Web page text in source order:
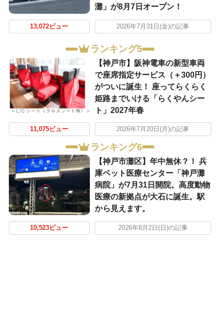
灘」が8月7日オープン！
13,072ビュー 2026年7月31日(金)の記事
ランキング5
【神戸市】阪神電車の新型車両
で座席指定サービス（＋300円）
がついに誕生！ 座ってらくらく
姫路までいける「らくやんシー
ト」2027年春
11,075ビュー 2026年7月20日(月)の記事
ランキング6
【神戸市灘区】年中無休？！ 兵
庫ペット医療センター「神戸灘
病院」が7月31日開院。高度動物
医療の新拠点が大石に誕生。駅
から見えます。
10,523ビュー 2026年8月2日(日)の記事